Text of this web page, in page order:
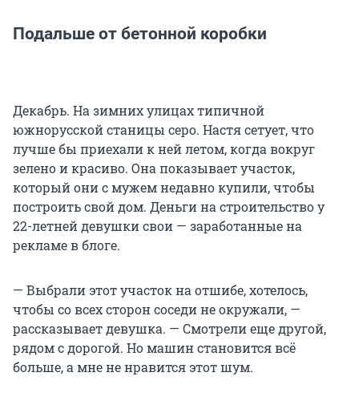
Подальше от бетонной коробки
Декабрь. На зимних улицах типичной
южнорусской станицы серо. Настя сетует, что
лучше бы приехали к ней летом, когда вокруг
зелено и красиво. Она показывает участок,
который они с мужем недавно купили, чтобы
построить свой дом. Деньги на строительство у
22-летней девушки свои — заработанные на
рекламе в блоге.
— Выбрали этот участок на отшибе, хотелось,
чтобы со всех сторон соседи не окружали, —
рассказывает девушка. — Смотрели еще другой,
рядом с дорогой. Но машин становится всё
больше, а мне не нравится этот шум.